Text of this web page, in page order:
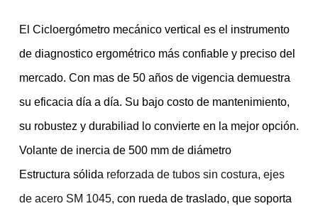
El Cicloergómetro mecánico vertical es el instrumento
de diagnostico ergométrico más confiable y preciso del
mercado. Con mas de 50 años de vigencia demuestra
su eficacia día a día. Su bajo costo de mantenimiento,
su robustez y durabiliad lo convierte en la mejor opción.
Volante de inercia de 500 mm de diámetro
Estructura sólida reforzada de tubos sin costura, ejes
de acero SM 1045, con rueda de traslado, que soporta